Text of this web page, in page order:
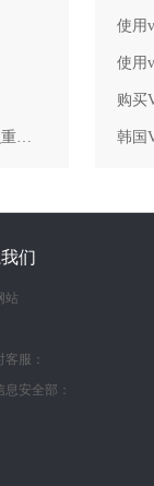
服务器你不得不知道的知识：为何冗余备份那么重要？...
使用
使用
购买
韩国
们
站
客服：
息安全部：